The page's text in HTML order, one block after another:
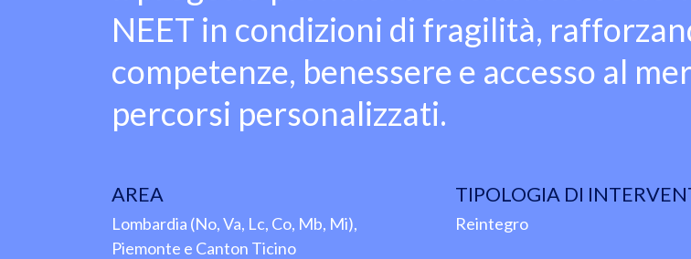
NEET in condizioni di fragilità,
competenze, benessere e accesso al
percorsi personalizzati.
AREA
Lombardia (No, Va, Lc, Co, Mb, Mi),
Piemonte e Canton Ticino
TIPOLOGIA DI
Reintegro